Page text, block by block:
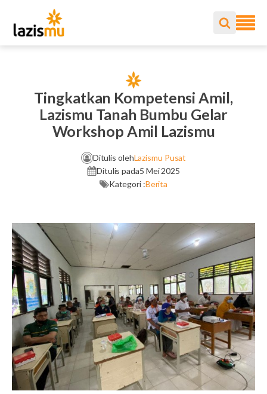
Tingkatkan Kompetensi Amil,
Lazismu Tanah Bumbu Gelar
Workshop Amil Lazismu
Ditulis olehLazismu Pusat
Ditulis pada5 Mei 2025
Kategori :Berita